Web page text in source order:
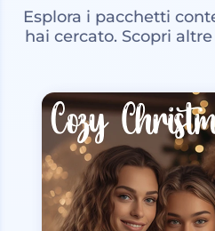
Esplora i pacchetti
hai cercato. Scopri